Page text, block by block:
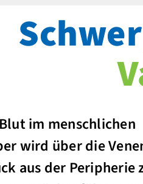
im menschlichen
wird über die
aus der Peripherie